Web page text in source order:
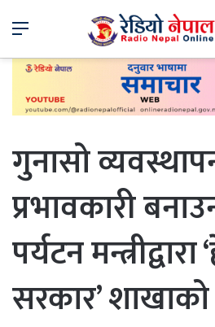
Menu
गुनासो
प्रभावकारी
पर्यटन मन्त्रीद्वारा
सरकार’